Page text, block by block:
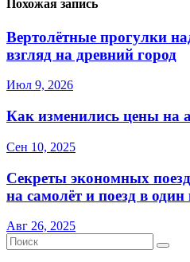
Похожая запись
Вертолётные прогулки
взгляд на древний город
Июл 9, 2026
Как изменились цены на
Сен 10, 2025
Секреты экономных
на самолёт и поезд в
Авг 26, 2025